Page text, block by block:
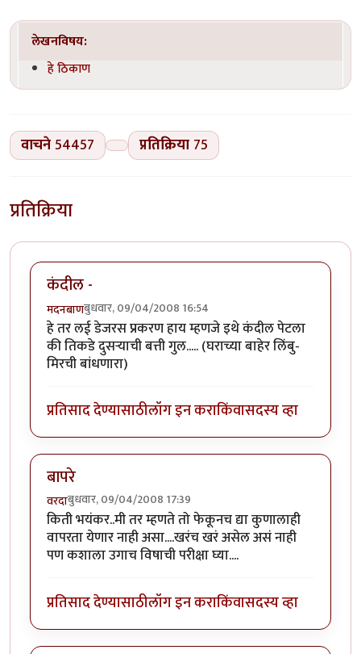
लेखनविषय:
हे ठिकाण
वाचने54457 प्रतिक्रिया 75
प्रतिक्रिया
कंदील -
मदनबाणबुधवार, 09/04/2008 16:54
हे तर लई डेजरस प्रकरण हाय म्हणजे इथे कंदील पेटला
की तिकडे दुसर्‍याची बत्ती गुल..... (घराच्या बाहेर लिंबु-
मिरची बांधणारा)
प्रतिसाद देण्यासाठीलॉग इन कराकिंवासदस्य व्हा
बापरे
वरदाबुधवार, 09/04/2008 17:39
किती भयंकर..मी तर म्हणते तो फेकूनच द्या कुणालाही
वापरता येणार नाही असा....खरंच खरं असेल असं नाही
पण कशाला उगाच विषाची परीक्षा घ्या....
प्रतिसाद देण्यासाठीलॉग इन कराकिंवासदस्य व्हा